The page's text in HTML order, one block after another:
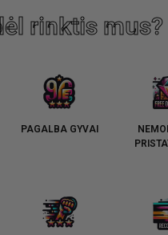
rinktis mus?
PAGALBA GYVAI